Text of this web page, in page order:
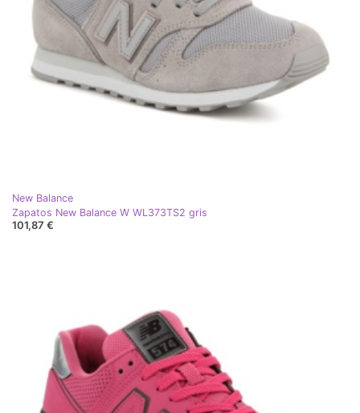
New Balance
Zapatos New Balance W WL373TS2 gris
101,87 €